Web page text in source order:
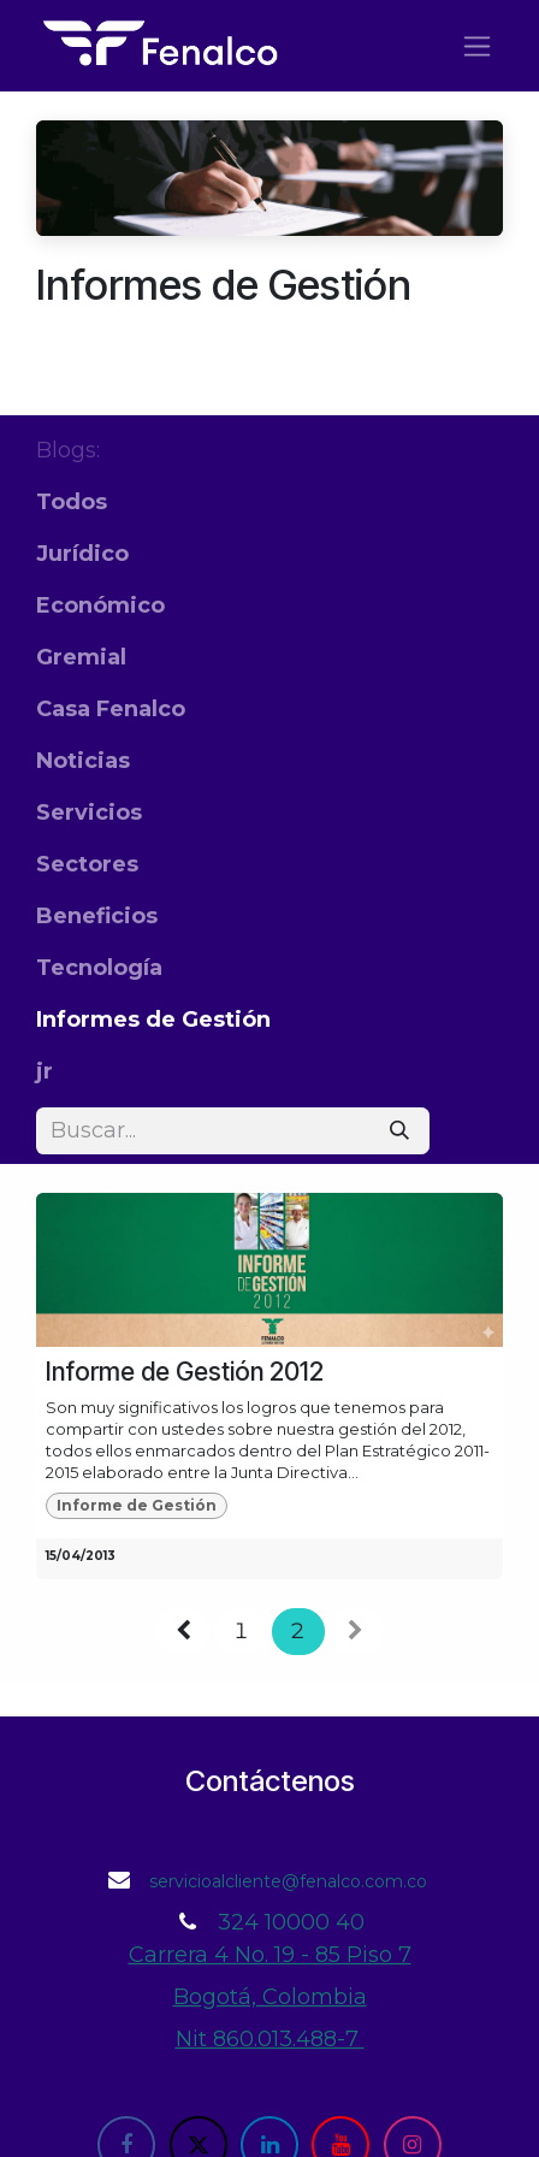
Informes de Gestión
Blogs:
Todos
Jurídico
Económico
Gremial
Casa Fenalco
Noticias
Servicios
Sectores
Beneficios
Tecnología
Informes de Gestión
jr
Informe de Gestión 2012
Son muy significativos los logros que tenemos para
compartir con ustedes sobre nuestra gestión del 2012,
todos ellos enmarcados dentro del Plan Estratégico 2011-
2015 elaborado entre la Junta Directiva...
Informe de Gestión
15/04/2013
1 2
Contáctenos
servicioalcliente@fenalco.com.co
324 10000 40
Carrera 4 No. 19 - 85 Piso 7
Bogotá, Colombia
Nit 860.013.488-7